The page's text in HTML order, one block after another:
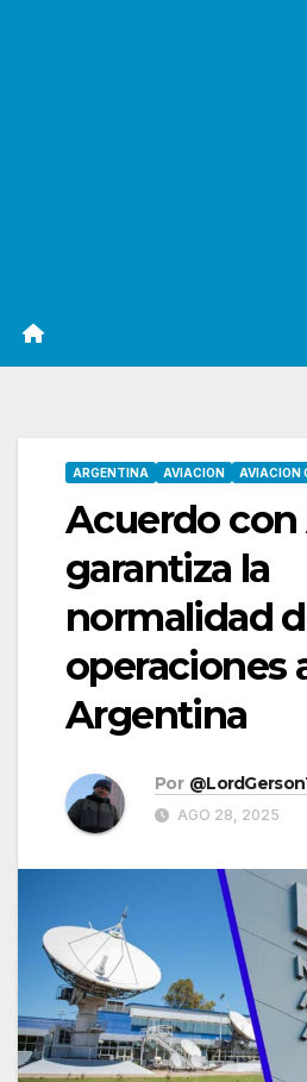
ARGENTINA AVIACION AVIACION
Acuerdo con
garantiza la
normalidad
operaciones
Argentina
Por
AGO 28, 2025